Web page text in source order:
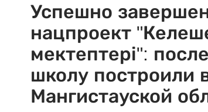
Успешно
нацпроект
мектептері":
школу построили
Мангистауской